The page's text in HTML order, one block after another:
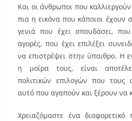
Και οι άνθρωποι που
πια η εικόνα που κάποιοι έχουν
γενιά που έχει σπουδάσει, που
αγορές, που έχει επιλέξει
να επιστρέψει στην ύπαιθρο. Η
η μοίρα τους, είναι
πολιτικών επιλογών που
αυτό που αγαπούν και ξέρουν να
Χρειαζόμαστε ένα διαφορετικό